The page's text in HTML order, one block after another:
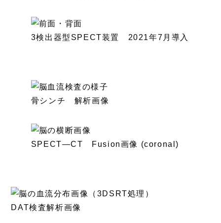
3検出器型SPECT装置 2021年7月導入
骨シンチ 解析画像
SPECT―CT Fusion画像 (coronal)
DAT検査解析画像